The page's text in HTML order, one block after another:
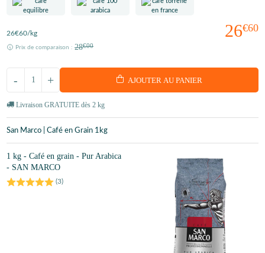
26€60
26€60/kg
Prix de comparaison : 28€00
+
- AJOUTER AU PANIER
Livraison GRATUITE dès 2 kg
San Marco | Café en Grain 1kg
1 kg - Café en grain - Pur Arabica
- SAN MARCO
(3)